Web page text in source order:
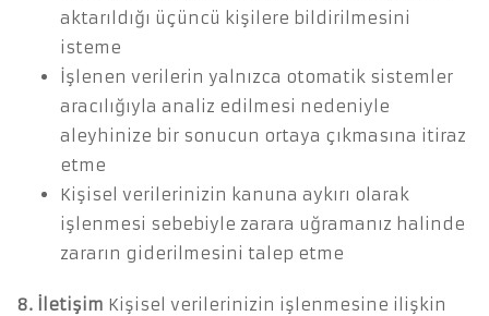
aktarıldığı üçüncü kişilere bildirilmesini
isteme
İşlenen verilerin yalnızca otomatik sistemler
aracılığıyla analiz edilmesi nedeniyle
aleyhinize bir sonucun ortaya çıkmasına itiraz
etme
Kişisel verilerinizin kanuna aykırı olarak
işlenmesi sebebiyle zarara uğramanız halinde
zararın giderilmesini talep etme
8. İletişim Kişisel verilerinizin işlenmesine ilişkin